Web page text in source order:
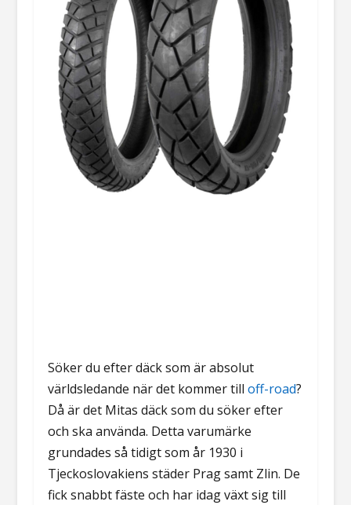
Söker du efter däck som är absolut
världsledande när det kommer till off-road?
Då är det Mitas däck som du söker efter
och ska använda. Detta varumärke
grundades så tidigt som år 1930 i
Tjeckoslovakiens städer Prag samt Zlin. De
fick snabbt fäste och har idag växt sig till